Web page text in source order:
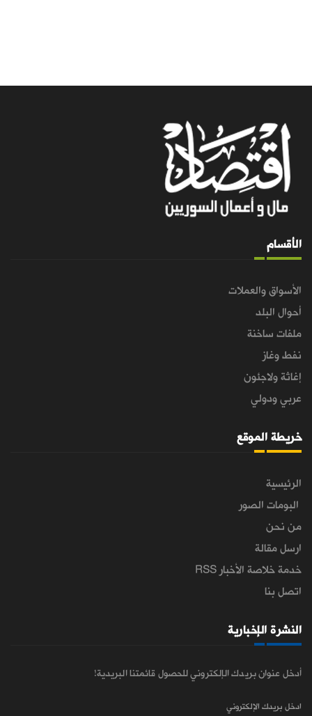
الأقسام
الأسواق والعملات
أحوال البلد
ملفات ساخنة
نفط وغاز
إغاثة ولاجئون
عربي ودولي
خريطة الموقع
الرئيسية
البومات الصور
من نحن
ارسل مقالة
خدمة خلاصة الأخبار RSS
اتصل بنا
النشرة الإخبارية
أدخل عنوان بريدك الإلكتروني للحصول قائمتنا البريدية!